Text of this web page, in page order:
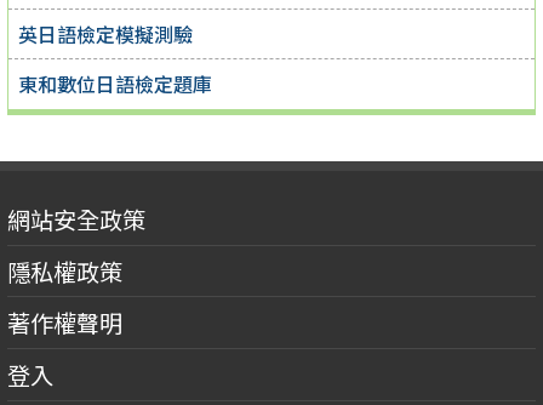
英日語檢定模擬測驗
東和數位日語檢定題庫
網站安全政策
隱私權政策
著作權聲明
登入